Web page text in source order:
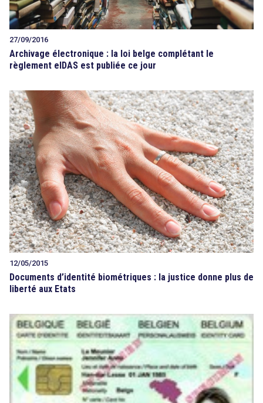
27/09/2016
Archivage électronique : la loi belge complétant le
règlement eIDAS est publiée ce jour
12/05/2015
Documents d’identité biométriques : la justice donne plus de
liberté aux Etats